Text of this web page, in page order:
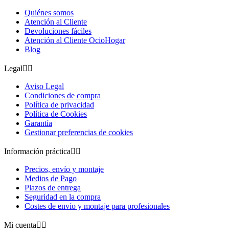
Quiénes somos
Atención al Cliente
Devoluciones fáciles
Atención al Cliente OcioHogar
Blog
Legal 
Aviso Legal
Condiciones de compra
Política de privacidad
Política de Cookies
Garantía
Gestionar preferencias de cookies
Información práctica 
Precios, envío y montaje
Medios de Pago
Plazos de entrega
Seguridad en la compra
Costes de envío y montaje para profesionales
Mi cuenta 